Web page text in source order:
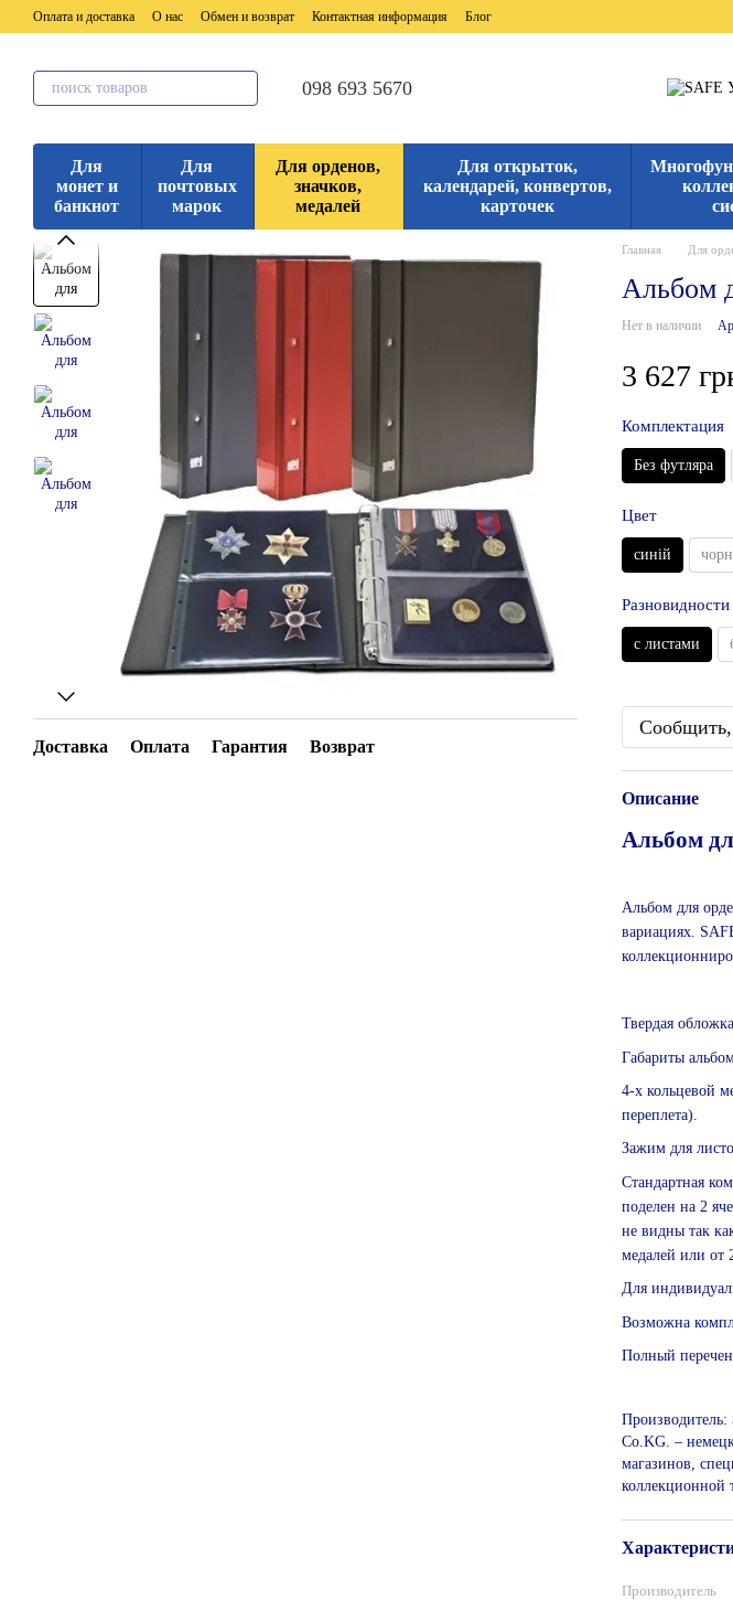
Перейти к основному контенту
Оплата и доставка О нас Обмен и возврат Контактная информация Блог
098 693 5670
Для
монет и
банкнот
Для
почтовых
марок
Для орденов,
значков,
медалей
Для открыток,
календарей, конвертов,
карточек
Доставка Оплата Гарантия Возврат
Главная Для
Альбом
Нет в наличии
3 627
Комплектация
Без футляра
Цвет
синій
Разновидности
с листами
Сообщить,
Описание
Альбом
Альбом для
вариациях.
Твердая
Габариты
4-х кольцевой
переплета).
Зажим для
Стандартная
поделен на 2
не видны так
медалей или от
Для
Возможна
Полный
Производитель:
Co.KG. –
магазинов,
коллекционной
Производитель